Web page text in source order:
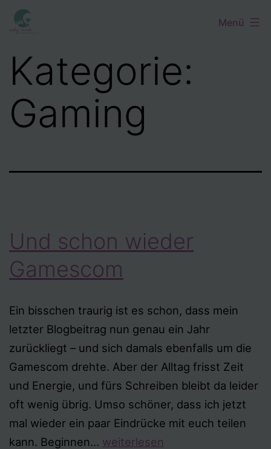
Zum
Inhalt
Menü
Kategorie:
Gaming
Und schon wieder
Gamescom
Ein bisschen traurig ist es schon, dass mein
letzter Blogbeitrag nun genau ein Jahr
zurückliegt – und sich damals ebenfalls um die
Gamescom drehte. Aber der Alltag frisst Zeit
und Energie, und fürs Schreiben bleibt da leider
oft wenig übrig. Umso schöner, dass ich jetzt
mal wieder ein paar Eindrücke mit euch teilen
kann. Beginnen… Und
weiterlesen